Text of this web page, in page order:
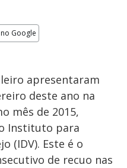
Google
apresentaram
deste ano na
mês de 2015,
Instituto para
(IDV). Este é o
de recuo nas